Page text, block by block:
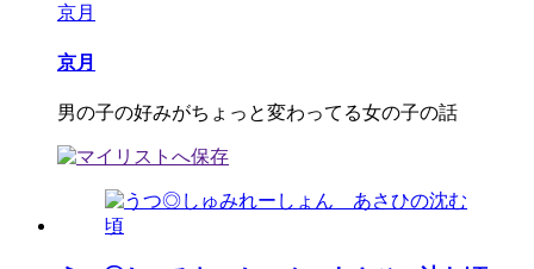
京月
京月
男の子の好みがちょっと変わってる女の子の話